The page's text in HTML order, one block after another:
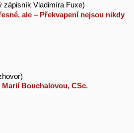
zápisník Vladimíra Fuxe)
ale – Překvapení nejsou nikdy
Bouchalovou, CSc.